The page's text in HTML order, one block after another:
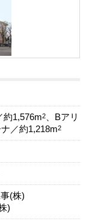
約1,576m2、Bアリ
／約1,218m2
(株)
)